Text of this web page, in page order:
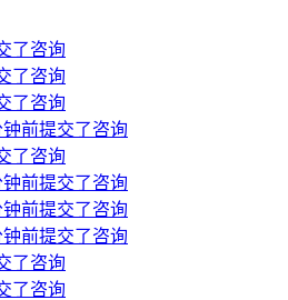
了咨询
了咨询
了咨询
前提交了咨询
了咨询
前提交了咨询
前提交了咨询
前提交了咨询
了咨询
了咨询